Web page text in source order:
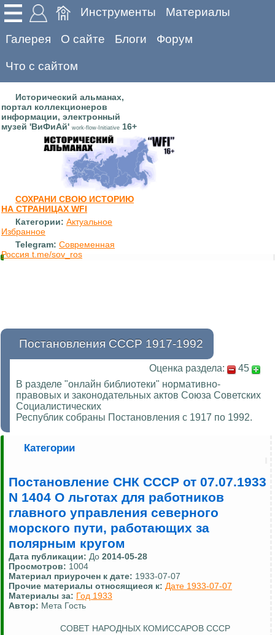
Инструменты Материалы
Галерея О сайте Блоги Форум
Что с сайтом
Исторический альманах,
портал коллекционеров
информации, электронный
музей 'ВиФиАй' work-flow-Initiative 16+
СОХРАНИ СВОЮ ИСТОРИЮ
НА СТРАНИЦАХ WFI
Категории: Актуальное
Избранное
Telegram: Современная
Россия t.me/sov_ros
Постановления СССР 1917-1992
Оценка раздела:
45
В разделе "онлайн библиотеки" нормативно-
правовых и законодательных актов Союза Советских
Социалистических
Республик собраны Постановления с 1917 по 1992.
Категории
Постановление СНК СССР от 07.07.1933
N 1404 О льготах для работников
главного управления северного
морского пути, работающих за
полярным кругом
Дата публикации: До 2014-05-28
Просмотров: 1004
Материал приурочен к дате: 1933-07-07
Прочие материалы относящиеся к: Дате 1933-07-07
Материалы за: Год 1933
Автор: Мета Гость
СОВЕТ НАРОДНЫХ КОМИССАРОВ СССР